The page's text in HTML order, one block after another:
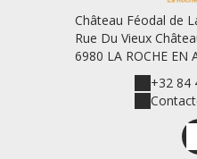
Château Féodal de
Rue Du Vieux
6980 LA ROCHE EN
+32 84